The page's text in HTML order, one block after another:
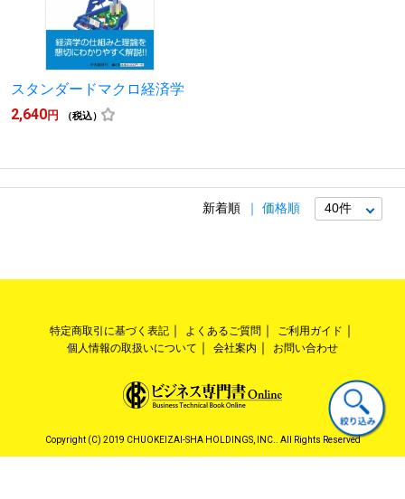
スタンダードマクロ経済学
2,640円 （税込）
新着順 価格順
特定商取引に基づく表記 よくあるご質問
ご利用ガイド
個人情報の取扱いについて
会社案内 お問い合わせ
Copyright (C) 2019 CHUOKEIZAI-SHA HOLDINGS, INC.. All Rights Reserved